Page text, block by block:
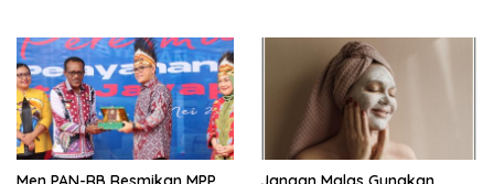
Bagi Semua Orang